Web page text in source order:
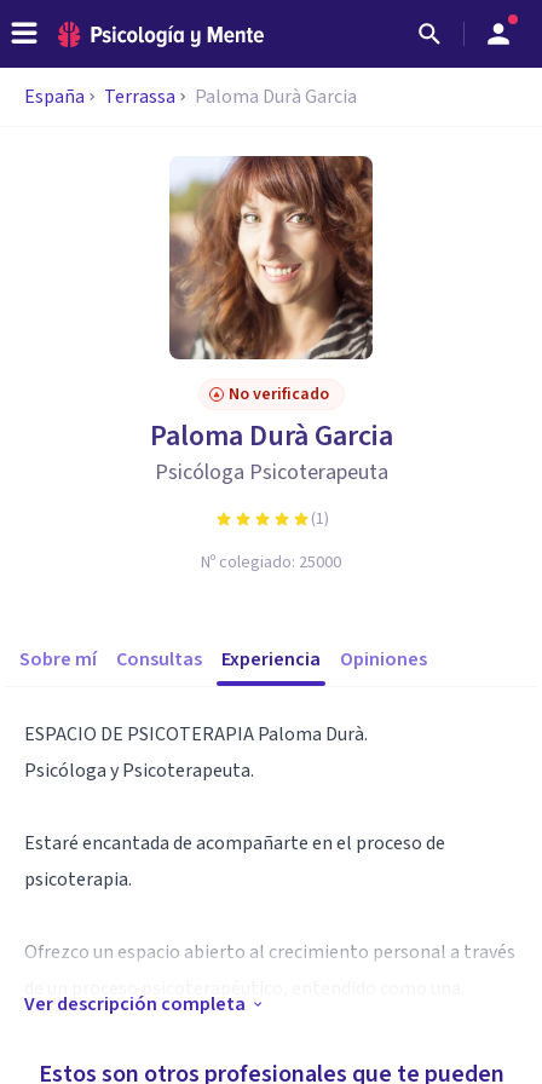
España Terrassa Paloma Durà Garcia
No verificado
Paloma Durà Garcia
Psicóloga Psicoterapeuta
(1)
Nº colegiado: 25000
Sobre mí Consultas Experiencia Opiniones
ESPACIO DE PSICOTERAPIA Paloma Durà.
Psicóloga y Psicoterapeuta.
Estaré encantada de acompañarte en el proceso de
psicoterapia.
Ofrezco un espacio abierto al crecimiento personal a través
experiencias vitales.
Ver descripción completa
Estos son otros profesionales que te pueden